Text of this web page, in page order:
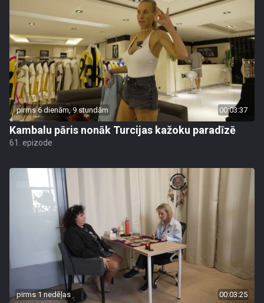
pirms 6 dienām, 9 stundām 00:03:37
Kambalu pāris nonāk Turcijas kažoku paradīzē
61. epizode
pirms 1 nedēļas 00:03:25